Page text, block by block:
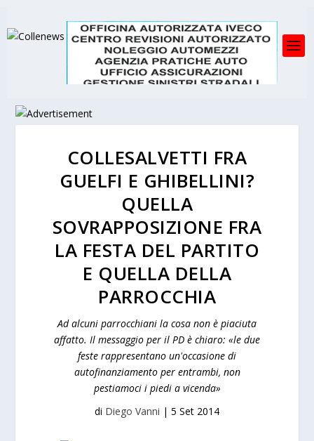
COLLESALVETTI FRA
GUELFI E GHIBELLINI?
QUELLA
SOVRAPPOSIZIONE FRA
LA FESTA DEL PARTITO
E QUELLA DELLA
PARROCCHIA
Ad alcuni parrocchiani la cosa non è piaciuta
affatto. Il messaggio per il PD è chiaro: «le due
feste rappresentano un'occasione di
autofinanziamento per entrambi, non
pestiamoci i piedi a vicenda»
di Diego Vanni | 5 Set 2014